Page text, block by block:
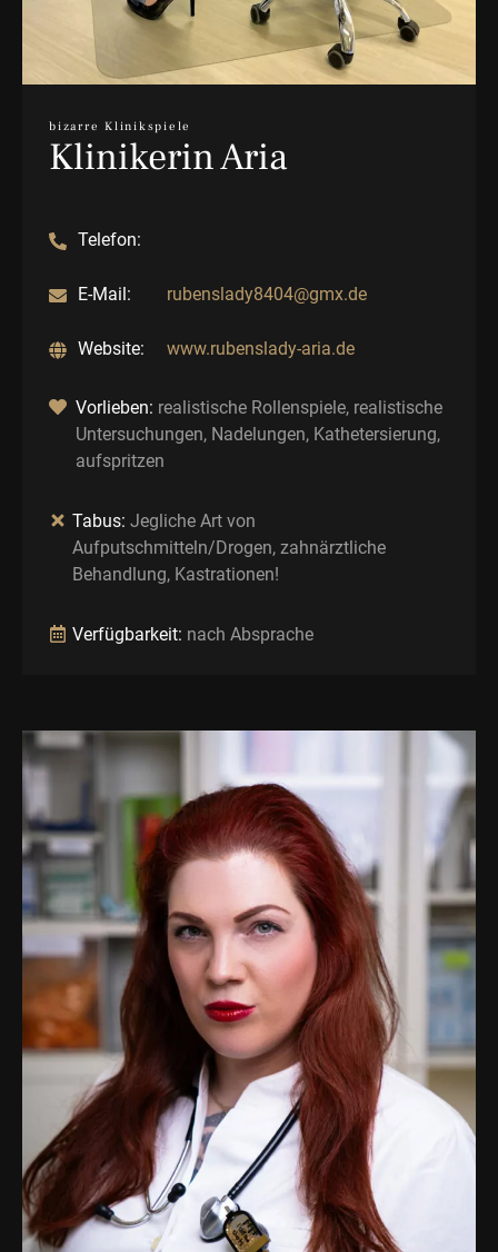
bizarre Klinikspiele
Klinikerin Aria
Telefon:
E-Mail: rubenslady8404@gmx.de
Website: www.rubenslady-aria.de
Vorlieben: realistische Rollenspiele, realistische
Untersuchungen, Nadelungen, Kathetersierung,
aufspritzen
Tabus: Jegliche Art von
Aufputschmitteln/Drogen, zahnärztliche
Behandlung, Kastrationen!
Verfügbarkeit: nach Absprache